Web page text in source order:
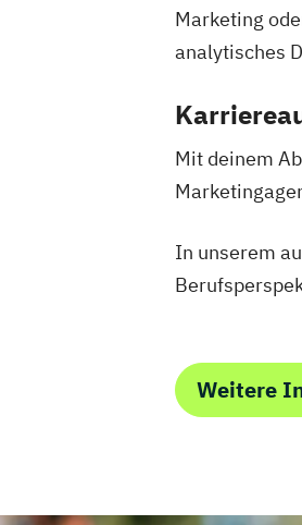
Marketing
analytisches
Mit deinem
In unserem
Weitere